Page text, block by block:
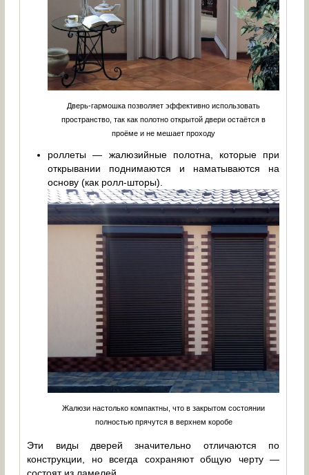
Дверь-гармошка позволяет эффективно использовать
пространство, так как полотно открытой двери остаётся в
проёме и не мешает проходу
роллеты — жалюзийные полотна, которые при
открывании поднимаются и наматываются на
основу (как ролл-шторы).
Жалюзи настолько компактны, что в закрытом состоянии
полностью прячутся в верхнем коробе
Эти виды дверей значительно отличаются по
конструкции, но всегда сохраняют общую черту —
состоят из ламелей.